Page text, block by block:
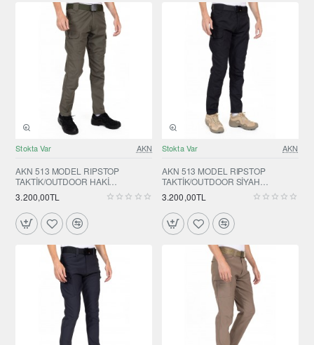
Stokta Var AKN
AKN 513 MODEL RIPSTOP
TAKTİK/OUTDOOR HAKİ
PANTOLON
3.200,00TL
Stokta Var AKN
AKN 513 MODEL RIPSTOP
TAKTİK/OUTDOOR SİYAH
PANTOLON
3.200,00TL